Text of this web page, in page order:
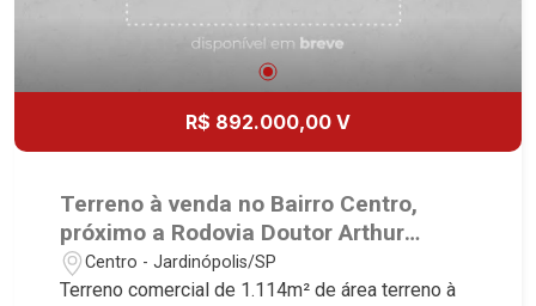
R$ 892.000,00 V
Terreno à venda no Bairro Centro,
próximo a Rodovia Doutor Arthur
Costacurta - Jardinópolis/SP.
Centro - Jardinópolis/SP
Terreno comercial de 1.114m² de área terreno à